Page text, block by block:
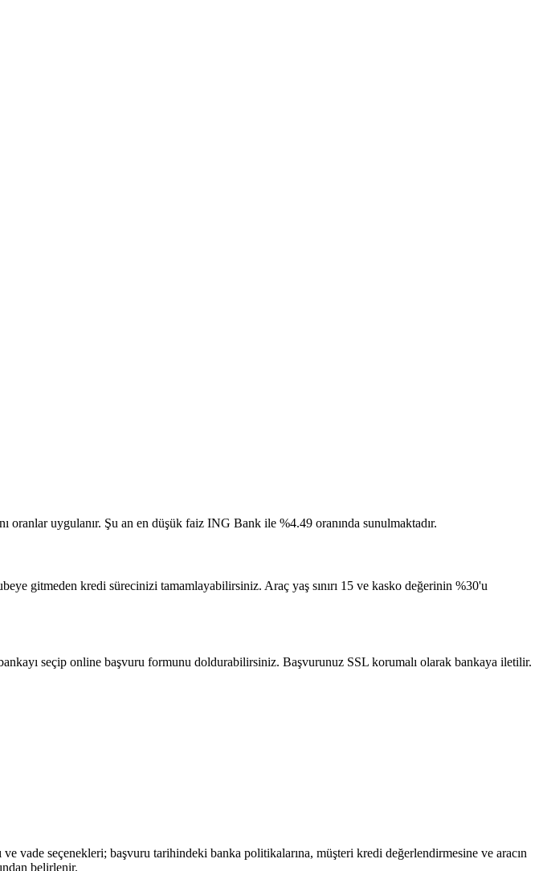
uygulanır. Şu an en düşük faiz ING Bank ile %4.49 oranında sunulmaktadır.
gitmeden kredi sürecinizi tamamlayabilirsiniz. Araç yaş sınırı 15 ve kasko değerinin %30'u
seçip online başvuru formunu doldurabilirsiniz. Başvurunuz SSL korumalı olarak bankaya iletilir.
vade seçenekleri; başvuru tarihindeki banka politikalarına, müşteri kredi değerlendirmesine ve aracın
belirlenir.